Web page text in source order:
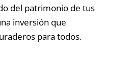
del patrimonio de tus
inversión que
para todos.